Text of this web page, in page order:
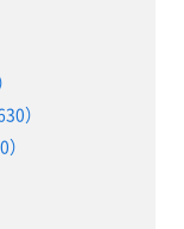
）